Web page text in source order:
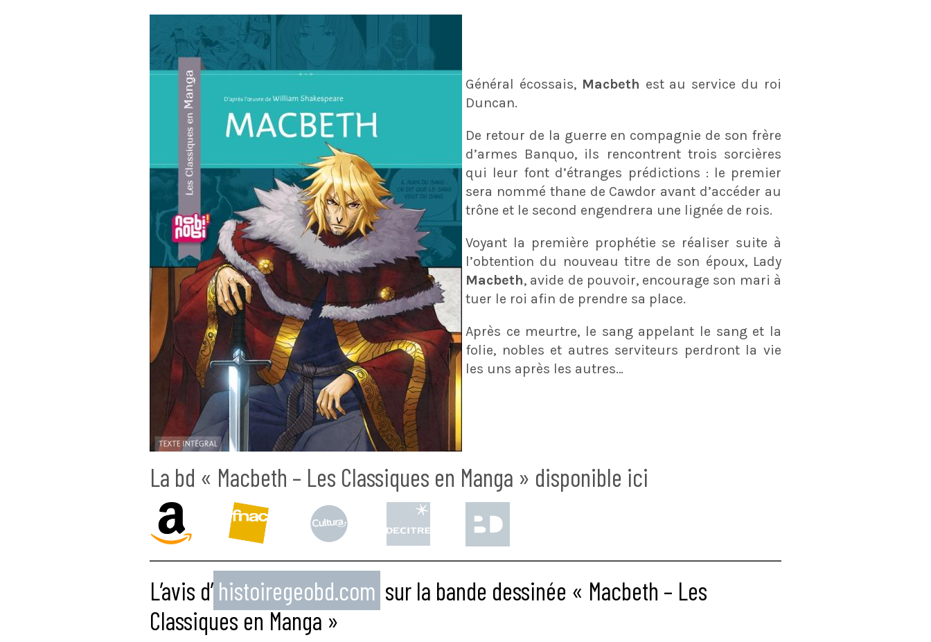
Général écossais, Macbeth est au service du roi
Duncan.
De retour de la guerre en compagnie de son frère
d’armes Banquo, ils rencontrent trois sorcières
qui leur font d’étranges prédictions : le premier
sera nommé thane de Cawdor avant d’accéder au
trône et le second engendrera une lignée de rois.
Voyant la première prophétie se réaliser suite à
l’obtention du nouveau titre de son époux, Lady
Macbeth, avide de pouvoir, encourage son mari à
tuer le roi afin de prendre sa place.
Après ce meurtre, le sang appelant le sang et la
folie, nobles et autres serviteurs perdront la vie
les uns après les autres…
La bd « Macbeth – Les Classiques en Manga » disponible ici
L’avis d’ histoiregeobd.com sur la bande dessinée « Macbeth – Les
Classiques en Manga »